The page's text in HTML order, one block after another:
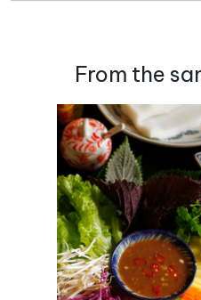
From the